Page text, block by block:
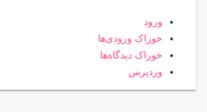
ورود
خوراک ورودی‌ها
خوراک دیدگاه‌ها
وردپرس